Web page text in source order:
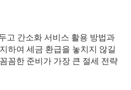
고 간소화 서비스 활용 방법과
하여 세금 환급을 놓치지 않길
꼼한 준비가 가장 큰 절세 전략